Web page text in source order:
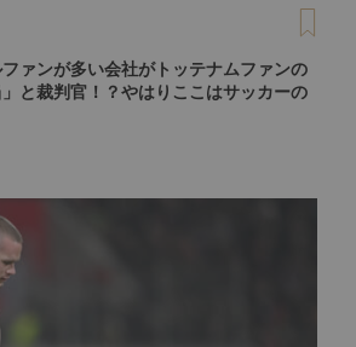
ファンが多い会社がトッテナムファンの
と裁判官！？やはりここはサッカーの